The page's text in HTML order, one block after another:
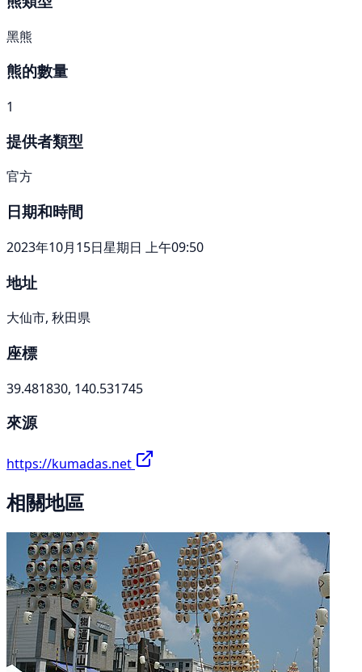
黑熊
熊的數量
1
提供者類型
官方
日期和時間
2023年10月15日星期日 上午09:50
地址
大仙市, 秋田県
座標
39.481830, 140.531745
來源
https://kumadas.net
相關地區